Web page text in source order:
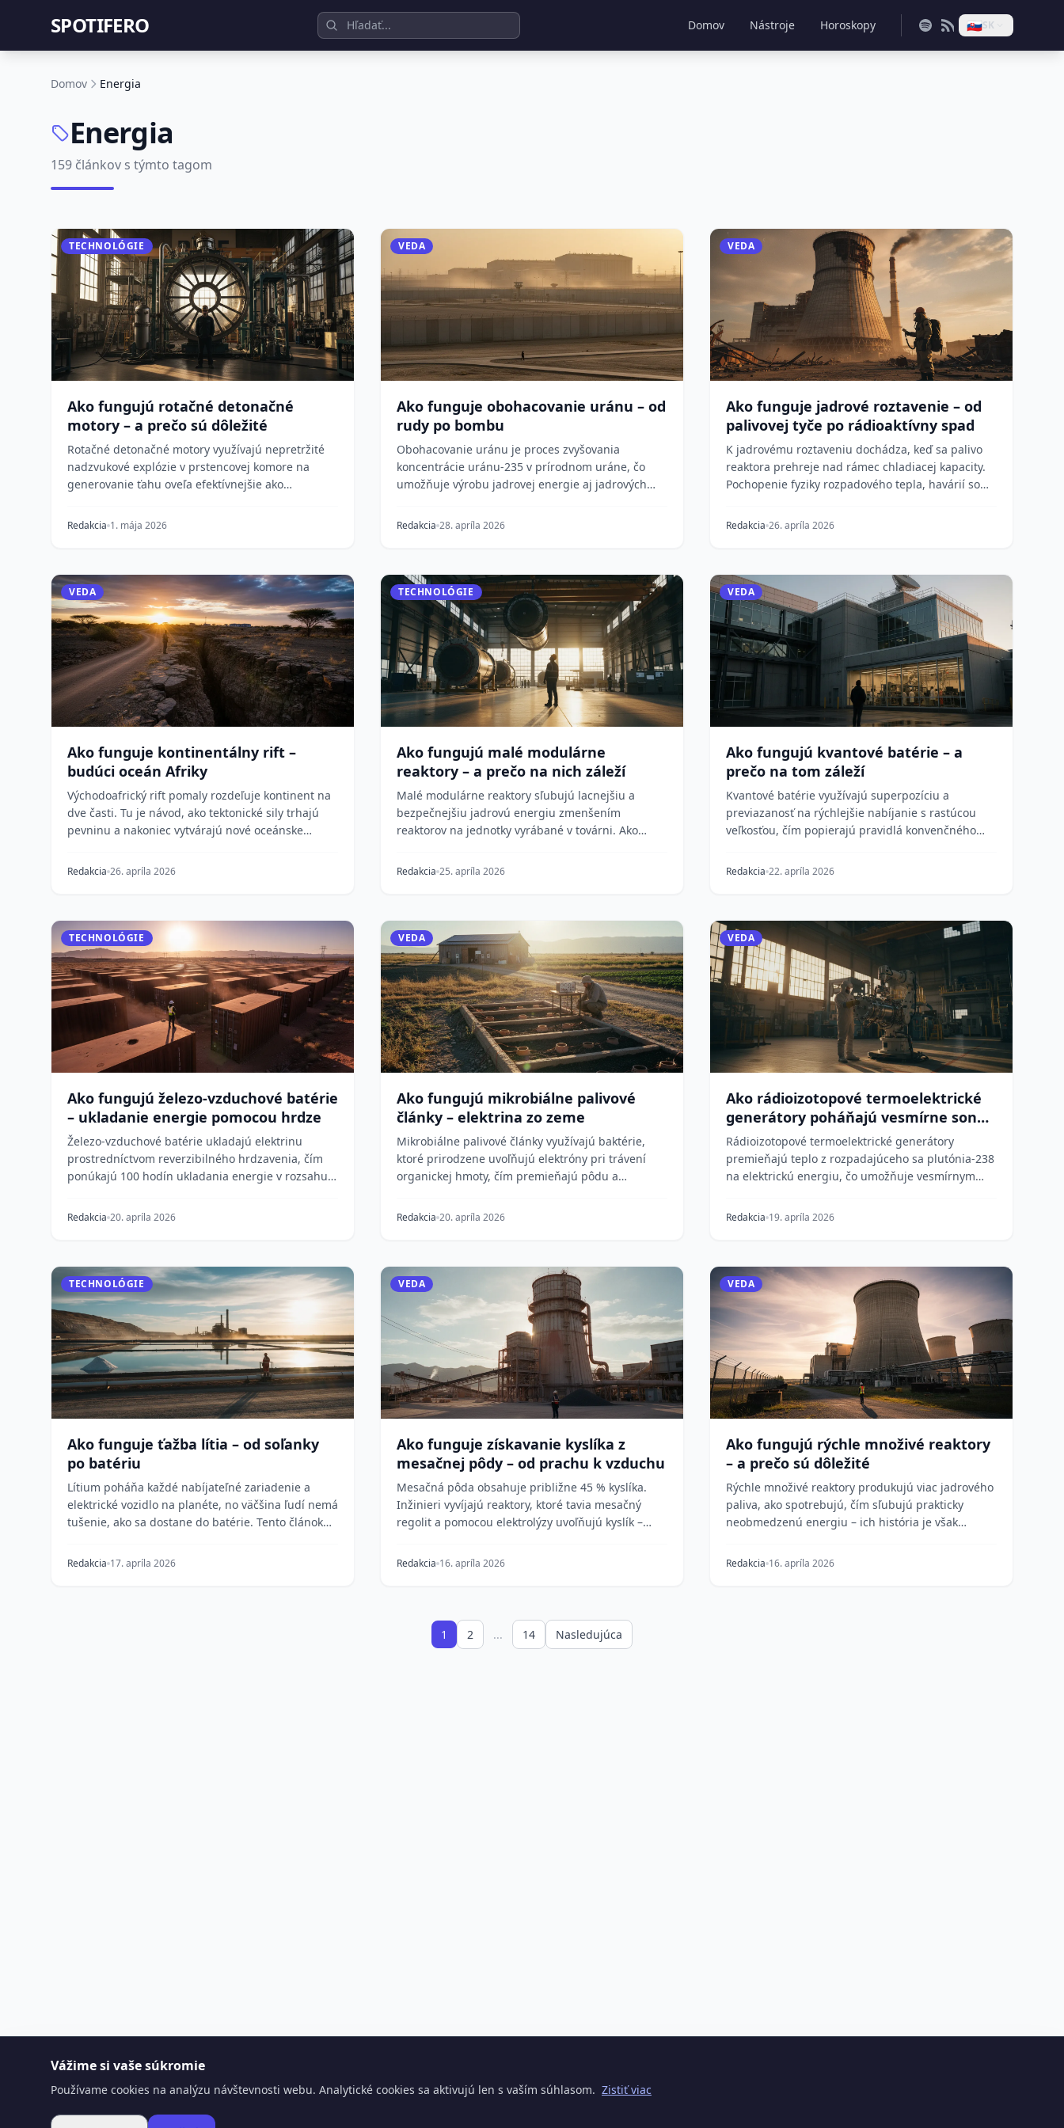
SPOTIFERO Domov Nástroje Horoskopy 🇸🇰SK
Domov Energia
Energia
159 článkov s týmto tagom
TECHNOLÓGIE
Ako fungujú rotačné detonačné
motory – a prečo sú dôležité
Rotačné detonačné motory využívajú nepretržité
nadzvukové explózie v prstencovej komore na
generovanie ťahu oveľa efektívnejšie ako
Redakcia 1. mája 2026
VEDA
Ako funguje obohacovanie uránu – od
rudy po bombu
Obohacovanie uránu je proces zvyšovania
koncentrácie uránu-235 v prírodnom uráne, čo
umožňuje výrobu jadrovej energie aj jadrových
Redakcia 28. apríla 2026
VEDA
Ako funguje jadrové roztavenie – od
palivovej tyče po rádioaktívny spad
K jadrovému roztaveniu dochádza, keď sa palivo
reaktora prehreje nad rámec chladiacej kapacity.
Pochopenie fyziky rozpadového tepla, havárií so
Redakcia 26. apríla 2026
VEDA
Ako funguje kontinentálny rift –
budúci oceán Afriky
Východoafrický rift pomaly rozdeľuje kontinent na
dve časti. Tu je návod, ako tektonické sily trhajú
pevninu a nakoniec vytvárajú nové oceánske
Redakcia 26. apríla 2026
TECHNOLÓGIE
Ako fungujú malé modulárne
reaktory – a prečo na nich záleží
Malé modulárne reaktory sľubujú lacnejšiu a
bezpečnejšiu jadrovú energiu zmenšením
reaktorov na jednotky vyrábané v továrni. Ako
Redakcia 25. apríla 2026
VEDA
Ako fungujú kvantové batérie – a
prečo na tom záleží
Kvantové batérie využívajú superpozíciu a
previazanosť na rýchlejšie nabíjanie s rastúcou
veľkosťou, čím popierajú pravidlá konvenčného
Redakcia 22. apríla 2026
TECHNOLÓGIE
Ako fungujú železo-vzduchové batérie
– ukladanie energie pomocou hrdze
Železo-vzduchové batérie ukladajú elektrinu
prostredníctvom reverzibilného hrdzavenia, čím
ponúkajú 100 hodín ukladania energie v rozsahu
Redakcia 20. apríla 2026
VEDA
Ako fungujú mikrobiálne palivové
články – elektrina zo zeme
Mikrobiálne palivové články využívajú baktérie,
ktoré prirodzene uvoľňujú elektróny pri trávení
organickej hmoty, čím premieňajú pôdu a
Redakcia 20. apríla 2026
VEDA
Ako rádioizotopové termoelektrické
generátory poháňajú vesmírne sondy
miliardy kilometrov od Slnka
Rádioizotopové termoelektrické generátory
premieňajú teplo z rozpadajúceho sa plutónia-238
na elektrickú energiu, čo umožňuje vesmírnym
Redakcia 19. apríla 2026
TECHNOLÓGIE
Ako funguje ťažba lítia – od soľanky
po batériu
Lítium poháňa každé nabíjateľné zariadenie a
elektrické vozidlo na planéte, no väčšina ľudí nemá
tušenie, ako sa dostane do batérie. Tento článok
Redakcia 17. apríla 2026
VEDA
Ako funguje získavanie kyslíka z
mesačnej pôdy – od prachu k vzduchu
Mesačná pôda obsahuje približne 45 % kyslíka.
Inžinieri vyvíjajú reaktory, ktoré tavia mesačný
regolit a pomocou elektrolýzy uvoľňujú kyslík –
Redakcia 16. apríla 2026
VEDA
Ako fungujú rýchle množivé reaktory
– a prečo sú dôležité
Rýchle množivé reaktory produkujú viac jadrového
paliva, ako spotrebujú, čím sľubujú prakticky
neobmedzenú energiu – ich história je však
Redakcia 16. apríla 2026
1 2 ... 14 Nasledujúca
Vážime si vaše súkromie
Používame cookies na analýzu návštevnosti webu. Analytické cookies sa aktivujú len s vaším súhlasom. Zistiť viac